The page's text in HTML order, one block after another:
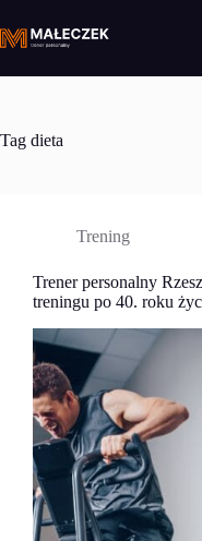
do
treści
Tag dieta
Trening
Trener personalny
treningu po 40. roku